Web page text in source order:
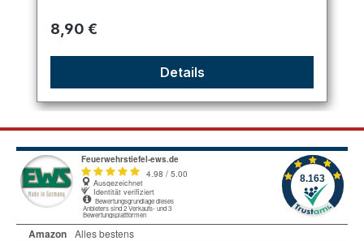
Regulärer Preis:
8,90 €
Details